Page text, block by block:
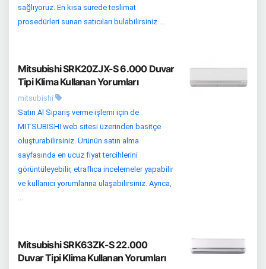
sağlıyoruz. En kısa sürede teslimat
prosedürleri sunan satıcıları bulabilirsiniz ...
Mitsubishi SRK20ZJX-S 6.000 Duvar
Tipi Klima Kullanan Yorumları
mitsubishi
Satın Al Sipariş verme işlemi için de
MITSUBISHI web sitesi üzerinden basitçe
oluşturabilirsiniz. Ürünün satın alma
sayfasında en ucuz fiyat tercihlerini
görüntüleyebilir, etraflıca incelemeler yapabilir
ve kullanıcı yorumlarına ulaşabilirsiniz. Ayrıca,
Mitsubishi SRK63ZK-S 22.000
Duvar Tipi Klima Kullanan Yorumları